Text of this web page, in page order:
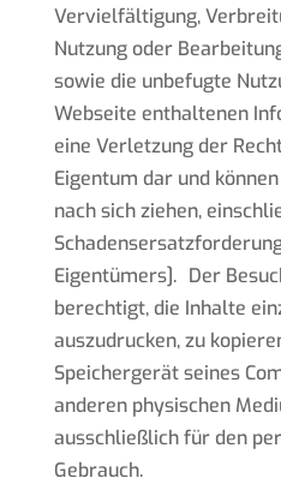
Vervielfältigung,
Nutzung oder
sowie die unbefugte
Webseite enthaltenen
eine Verletzung der
Eigentum dar und
nach sich ziehen,
Eigentümers]. Der
berechtigt, die Inhalte
auszudrucken, zu
Speichergerät seines
anderen physischen
ausschließlich für den
Gebrauch.